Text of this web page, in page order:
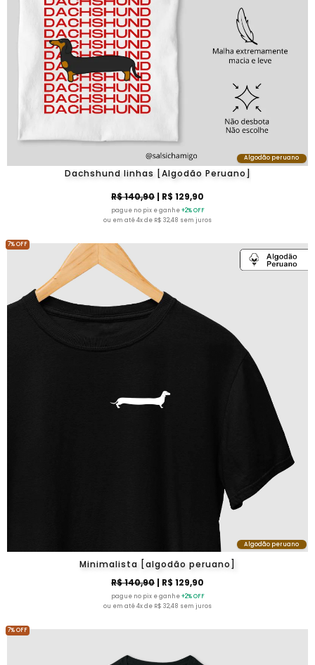
Algodão peruano
Dachshund linhas [Algodão Peruano]
R$ 140,90 | R$ 129,90
pague no pix e ganhe+2% OFF
ou em até 4x de R$ 32,48 sem juros
Algodão peruano
Minimalista [algodão peruano]
R$ 140,90 | R$ 129,90
pague no pix e ganhe+2% OFF
ou em até 4x de R$ 32,48 sem juros
7% OFF
7% OFF